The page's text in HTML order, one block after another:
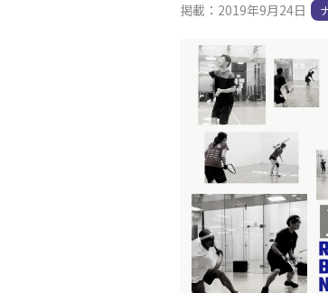
掲載：2019年9月24日